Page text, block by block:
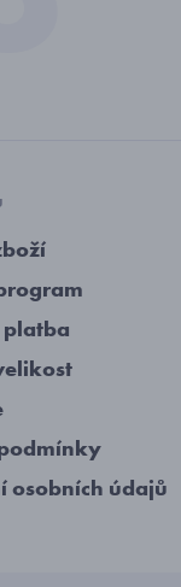
osobních údajů